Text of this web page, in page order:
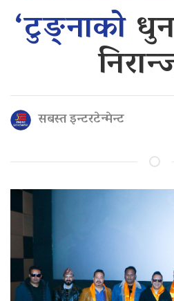
‘टुङ्नाको
सबस्त इन्टरटेन्मेन्ट